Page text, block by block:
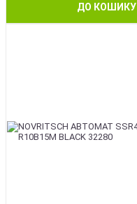
ДО КОШИКУ